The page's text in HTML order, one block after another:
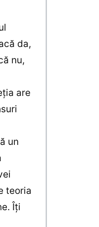
da,
nu,
are
un
teoria
Îţi